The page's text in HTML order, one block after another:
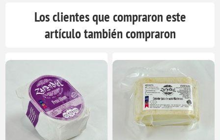
Los clientes que compraron este
artículo también compraron